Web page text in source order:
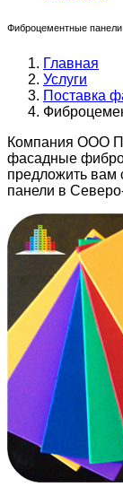
Фиброцементные
Главная
Услуги
Поставка
Компания ООО
фасадные
предложить
панели в